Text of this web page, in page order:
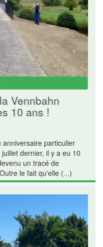
Vennbahn
10 ans !
anniversaire particulier
dernier, il y a eu 10
un tracé de
le fait qu'elle (...)